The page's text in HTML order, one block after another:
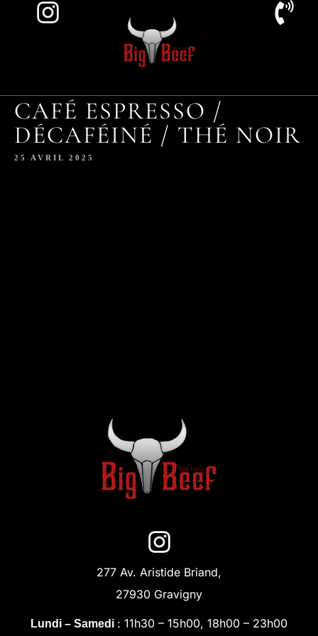
CAFÉ ESPRESSO /
DÉCAFÉINÉ / THÉ NOIR
25 AVRIL 2025
277 Av. Aristide Briand,
27930 Gravigny
Lundi – Samedi : 11h30 – 15h00, 18h00 – 23h00